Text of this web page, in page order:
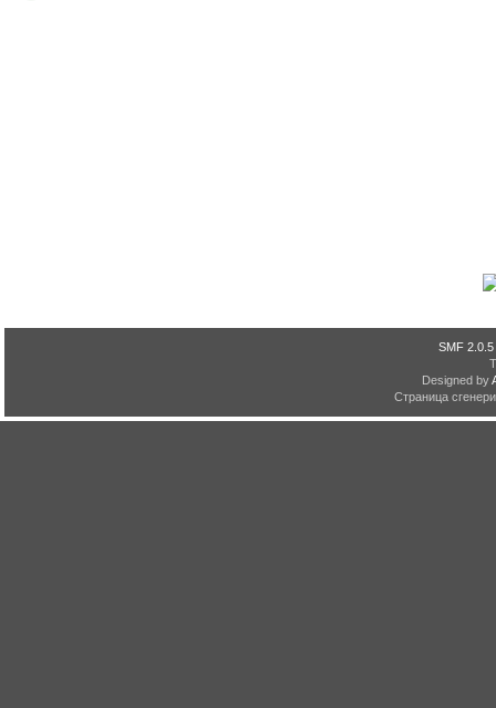
SMF 2.0.5
Designed by
Страница